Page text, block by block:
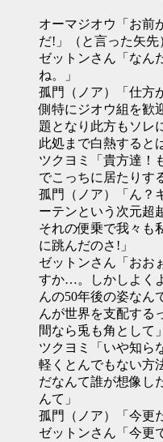
オーマジオウ「お前
だ!」（と言った矢先
ゼットンさん「なん
ね。」
孤門（ノア）「仕方
側特にジオウ組を歓
題となり此方もソレ
此処まで白熱すると
ツクヨミ「貴方達！
でこっちに居たりす
孤門（ノア）「ん？
ーテンという次元超
それの便乗で我々も
に跳んだのさ!」
ゼットンさん「おお
すか…。しかしよく
んの50年後の姿なん
んが世界を支配する
間なら兎も角として
ツクヨミ「いや知ら
軽くとんでもない方
だなんて誰が想像し
んて」
孤門（ノア）「今更
ゼットンさん「今更